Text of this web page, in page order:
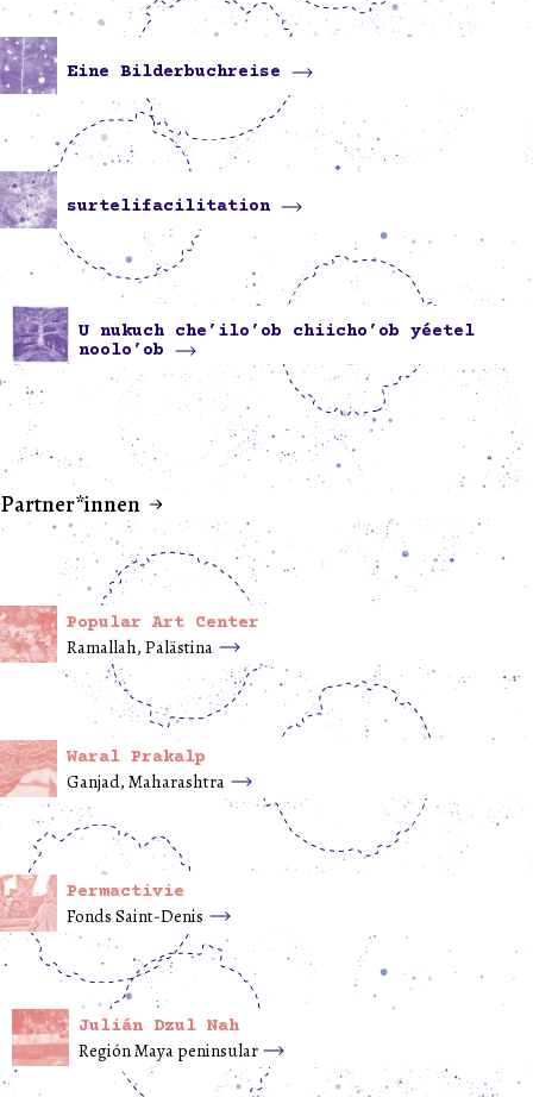
Eine Bilderbuchreise
surtelifacilitation
U nukuch che’ilo’ob chiicho’ob yéetel
noolo’ob
Partner*innen
Popular Art Center
Ramallah, Palästina
Waral Prakalp
Ganjad, Maharashtra
Permactivie
Fonds Saint-Denis
Julián Dzul Nah
Región Maya peninsular